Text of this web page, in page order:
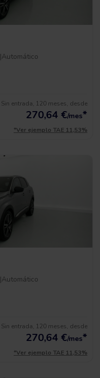
|Automático
Sin entrada, 120 meses, desde
270,64 €/mes*
*Ver ejemplo TAE 11,53%
|Automático
Sin entrada, 120 meses, desde
270,64 €/mes*
*Ver ejemplo TAE 11,53%